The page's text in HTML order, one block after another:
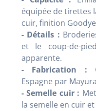
équipée de tirettes
cuir, finition
- Détails :
et le coup-de-
apparente.
- Fabrication :
Espagne par
- Semelle cuir :
la semelle en cuir